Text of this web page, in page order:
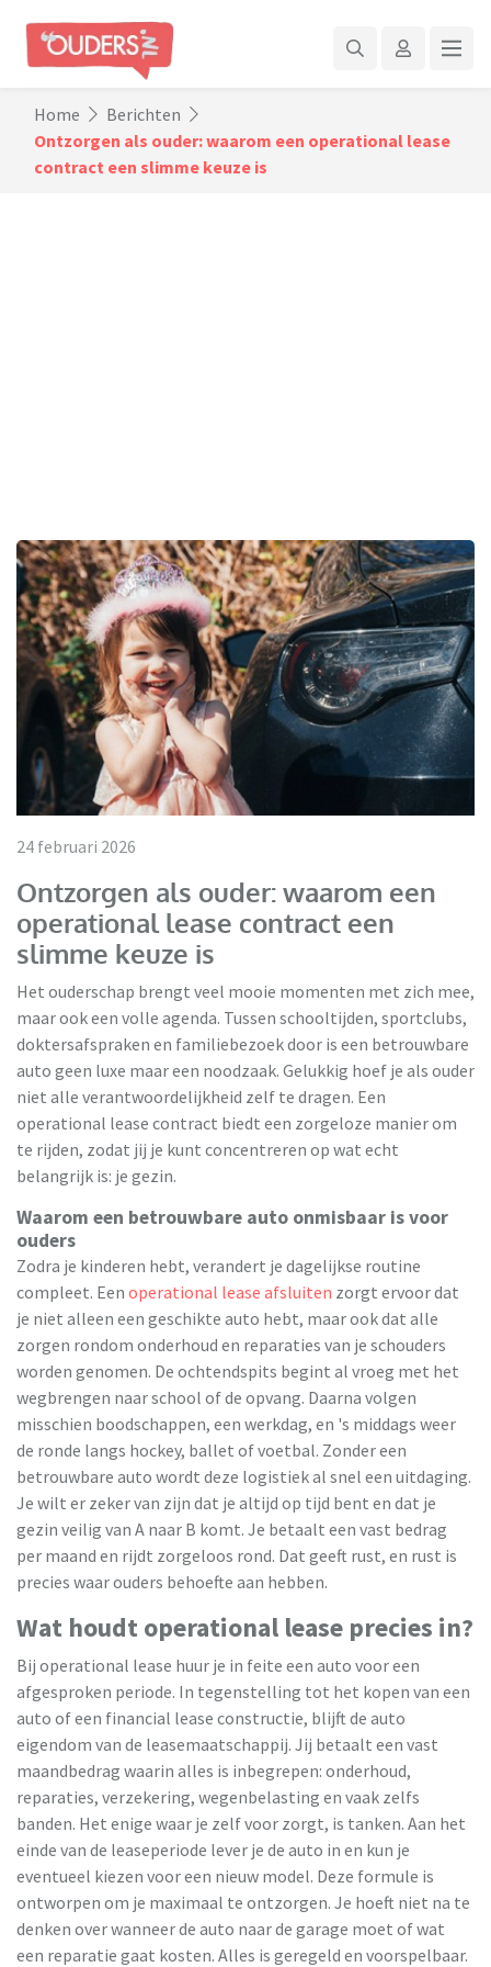
Home
Berichten
Ontzorgen als ouder: waarom een operational lease
contract een slimme keuze is
24 februari 2026
Ontzorgen als ouder: waarom een
operational lease contract een
slimme keuze is
Het ouderschap brengt veel mooie momenten met zich mee,
maar ook een volle agenda. Tussen schooltijden, sportclubs,
doktersafspraken en familiebezoek door is een betrouwbare
auto geen luxe maar een noodzaak. Gelukkig hoef je als ouder
niet alle verantwoordelijkheid zelf te dragen. Een
operational lease contract biedt een zorgeloze manier om
te rijden, zodat jij je kunt concentreren op wat echt
belangrijk is: je gezin.
Waarom een betrouwbare auto onmisbaar is voor
ouders
Zodra je kinderen hebt, verandert je dagelijkse routine
compleet. Een operational lease afsluiten zorgt ervoor dat
je niet alleen een geschikte auto hebt, maar ook dat alle
zorgen rondom onderhoud en reparaties van je schouders
worden genomen. De ochtendspits begint al vroeg met het
wegbrengen naar school of de opvang. Daarna volgen
misschien boodschappen, een werkdag, en 's middags weer
de ronde langs hockey, ballet of voetbal. Zonder een
betrouwbare auto wordt deze logistiek al snel een uitdaging.
Je wilt er zeker van zijn dat je altijd op tijd bent en dat je
gezin veilig van A naar B komt. Je betaalt een vast bedrag
per maand en rijdt zorgeloos rond. Dat geeft rust, en rust is
precies waar ouders behoefte aan hebben.
Wat houdt operational lease precies in?
Bij operational lease huur je in feite een auto voor een
afgesproken periode. In tegenstelling tot het kopen van een
auto of een financial lease constructie, blijft de auto
eigendom van de leasemaatschappij. Jij betaalt een vast
maandbedrag waarin alles is inbegrepen: onderhoud,
reparaties, verzekering, wegenbelasting en vaak zelfs
banden. Het enige waar je zelf voor zorgt, is tanken. Aan het
einde van de leaseperiode lever je de auto in en kun je
eventueel kiezen voor een nieuw model. Deze formule is
ontworpen om je maximaal te ontzorgen. Je hoeft niet na te
denken over wanneer de auto naar de garage moet of wat
een reparatie gaat kosten. Alles is geregeld en voorspelbaar.